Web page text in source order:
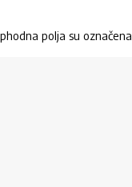
polja su